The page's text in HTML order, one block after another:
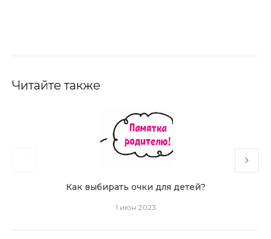
Читайте также
Как выбирать очки для детей?
1 июн 2023